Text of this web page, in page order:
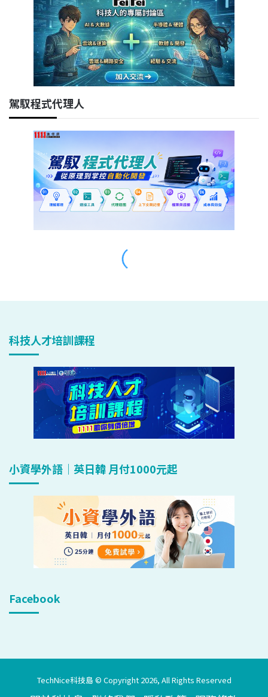
科技人才培訓課程
小資學外語｜英日韓 月付1000元起
Facebook
TechNice科技島 © Copyright 2026, All Rights Reserved